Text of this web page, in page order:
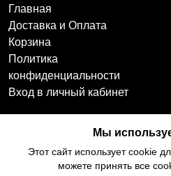
Главная
Доставка и Оплата
Корзина
Политика
конфиденциальности
Вход в личный кабинет
Наши контакты
ccozy@yandex.ru
Мы
Этот сайт использует cookie
можете принять все